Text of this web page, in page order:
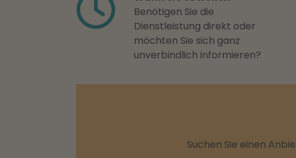
Benötigen Sie die
Dienstleistung direkt oder
möchten Sie sich ganz
unverbindlich informieren?
Suchen Sie einen